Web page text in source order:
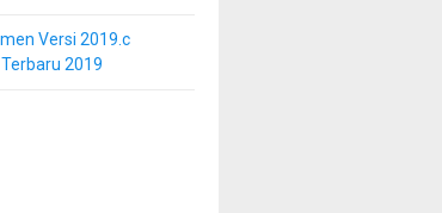
Versi 2019.c
2019